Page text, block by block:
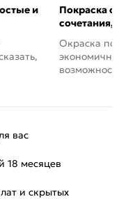
и
Покраска
сочетания,
Окраска
вас
18 месяцев
и скрытых